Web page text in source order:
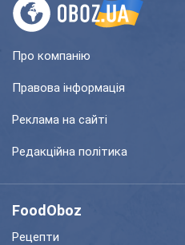
Про компанію
Правова інформація
Реклама на сайті
Редакційна політика
FoodOboz
Рецепти